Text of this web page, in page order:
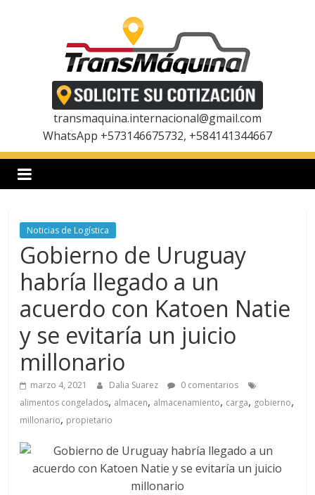
a
s
m
a
q
u
transmaquina.internacional@gmail.com
WhatsApp +573146675732, +584141344667
Noticias de Logística
Gobierno de Uruguay
habría llegado a un
acuerdo con Katoen Natie
y se evitaría un juicio
millonario
marzo 4, 2021 Dalia Suarez
0 comentarios
alimentos congelados, almacen, almacenamiento, carga, gobierno,
millonario, propietario